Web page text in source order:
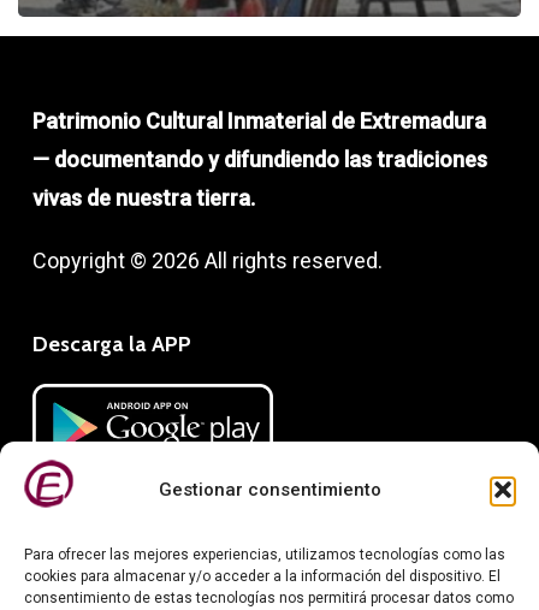
Gestionar consentimiento
Para ofrecer las mejores experiencias, utilizamos tecnologías como las
cookies para almacenar y/o acceder a la información del dispositivo. El
consentimiento de estas tecnologías nos permitirá procesar datos como
Patrimonio Cultural Inmaterial de Extremadura
— documentando y difundiendo las tradiciones
vivas de nuestra tierra.
Copyright © 2026 All rights reserved.
Descarga la APP